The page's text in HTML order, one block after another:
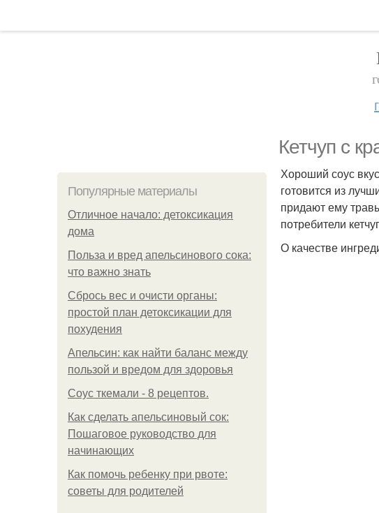
Кетчуп с
Популярные материалы
Отличное начало: детоксикация
дома
Польза и вред апельсинового сока:
что важно знать
Сбрось вес и очисти органы:
простой план детоксикации для
похудения
Апельсин: как найти баланс между
пользой и вредом для здоровья
Соус ткемали - 8 рецептов.
Как сделать апельсиновый сок:
Пошаговое руководство для
начинающих
Как помочь ребенку при рвоте:
советы для родителей
Хороший соус
готовится из
придают ему
потребители
О качестве